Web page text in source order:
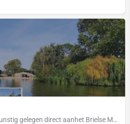
Roompot Park Brielle is gunstig gelegen direct aanhet Brielse Meer en op steenworp afstand van het Kanaal…